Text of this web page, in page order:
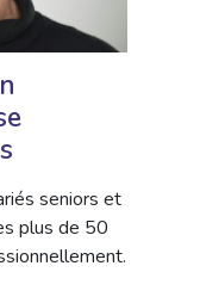
seniors et
plus de 50